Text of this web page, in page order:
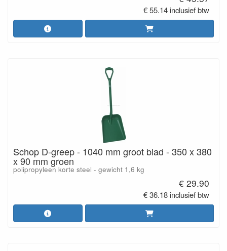
€ 55.14 inclusief btw
Schop D-greep - 1040 mm groot blad - 350 x 380
x 90 mm groen
polipropyleen korte steel - gewicht 1,6 kg
€ 29.90
€ 36.18 inclusief btw